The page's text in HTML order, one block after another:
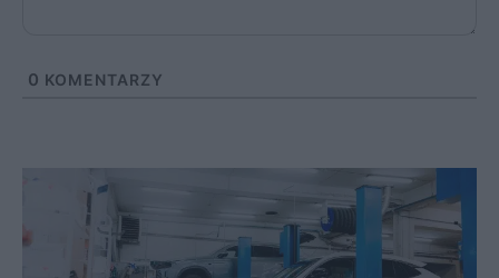
0 KOMENTARZY